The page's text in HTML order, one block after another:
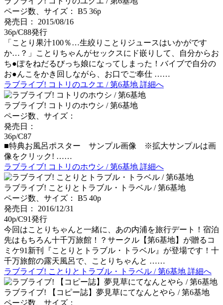
ページ数、サイズ： B5 36p
発売日： 2015/08/16
36p/C88発行
「ことり果汁100％…生絞りことりジュースはいかがです
か…？」ことりちゃんがセックスにド嵌りして、自分からお
ち●ぽをねだるびっち娘になってしまった！バイブで自分の
お●んこをかき回しながら、お口でご奉仕 ……
ラブライブ! コトリのユクエ / 第6基地 詳細へ
ラブライブ! コトリのホウシ / 第6基地
ページ数、サイズ：
発売日：
36p/C87
■特典お風呂ポスター サンプル画像 ※拡大サンプルは画
像をクリック! ……
ラブライブ! コトリのホウシ / 第6基地 詳細へ
ラブライブ! ことりとトラブル・トラベル / 第6基地
ページ数、サイズ： B5 40p
発売日： 2016/12/31
40p/C91発行
今回はことりちゃんと一緒に、あの内浦を旅行デート！宿泊
先はもちろん十千万旅館！？サークル【第6基地】が贈るコ
ミケ91新刊『ことりとトラブル・トラベル』が登場です！十
千万旅館の露天風呂で、ことりちゃんと ……
ラブライブ! ことりとトラブル・トラベル / 第6基地 詳細へ
ラブライブ! 【コピー誌】夢見草にてなんとやら / 第6基地
ページ数、サイズ：